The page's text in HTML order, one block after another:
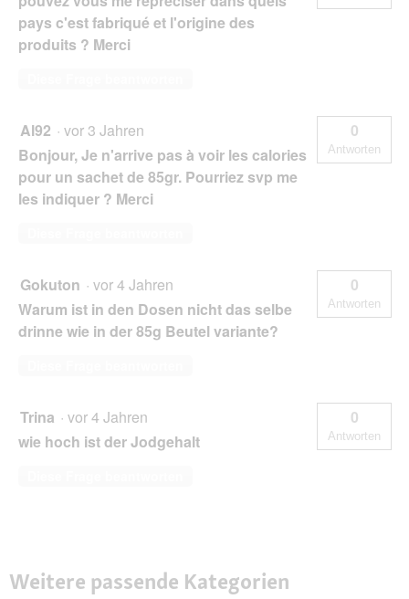
pays c'est fabriqué et l'origine des
produits ? Merci
Al92 · vor 3 Jahren
Bonjour, Je n'arrive pas à voir les calories
pour un sachet de 85gr. Pourriez svp me
les indiquer ? Merci
0
Antworten
Gokuton · vor 4 Jahren
Warum ist in den Dosen nicht das selbe
drinne wie in der 85g Beutel variante?
0
Antworten
Trina · vor 4 Jahren
wie hoch ist der Jodgehalt
0
Antworten
Weitere passende Kategorien